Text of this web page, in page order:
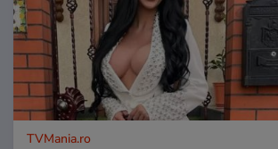
TVMania.ro